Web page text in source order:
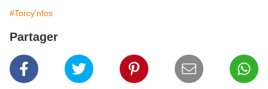
#Torcy'nfos
Partager